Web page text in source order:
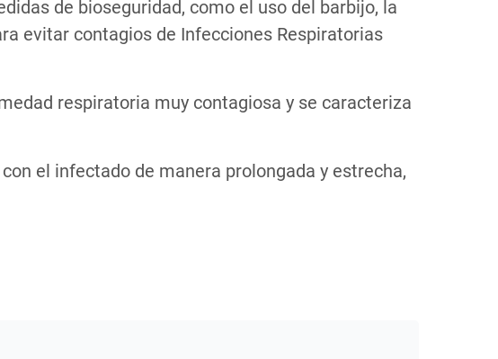
de bioseguridad, como el uso del barbijo, la
evitar contagios de Infecciones Respiratorias
respiratoria muy contagiosa y se caracteriza
el infectado de manera prolongada y estrecha,